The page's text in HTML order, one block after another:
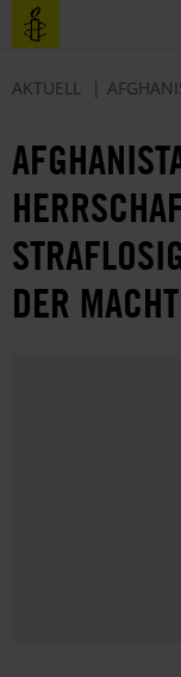
Direkt
zum
Benutzermenü
AKTUELL
DER